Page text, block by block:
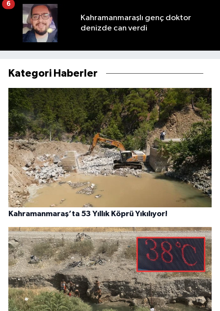
Kahramanmaraşlı genç doktor
denizde can verdi
6
Kategori Haberler
Kahramanmaraş’ta 53 Yıllık Köprü Yıkılıyor!